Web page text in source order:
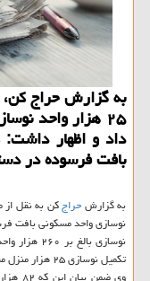
به گزارش حراج
۲۵ هزار واحد
داد و اظهار
بافت فرسوده در
به گزارشحراج
نوسازی واحد مسکونی بافت
نوسازی
تکمیل نوسازی ۲۵ هزار منزل مسکونی در بافت فرسوده به انجام رسیده است.